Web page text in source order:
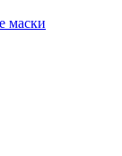
маски